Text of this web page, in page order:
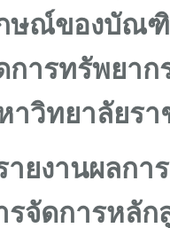
ษณ์ของบัณฑิ
การทรัพยา
าวิทยาลัยร
ายงานผลก
รจัดการหลั